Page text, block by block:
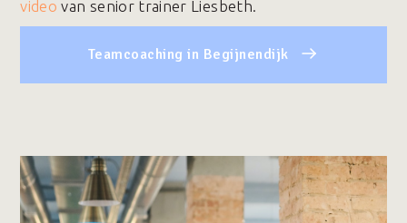
video van senior trainer Liesbeth.
Teamcoaching in Begijnendijk